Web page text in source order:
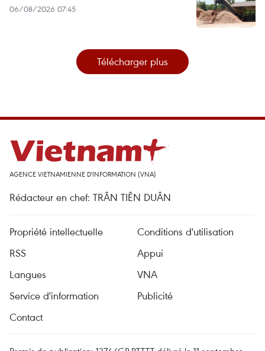
06/08/2026 07:45
Télécharger plus
AGENCE VIETNAMIENNE D'INFORMATION (VNA)
Rédacteur en chef: TRÂN TIÊN DUÂN
Propriété intellectuelle
Conditions d'utilisation
RSS
Appui
Langues
VNA
Service d'information
Publicité
Contact